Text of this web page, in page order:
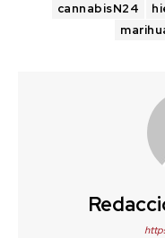
cannabisN24